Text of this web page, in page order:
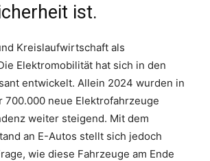
ist.
Kreislaufwirtschaft als
Elektromobilität hat sich in den
entwickelt. Allein 2024 wurden in
700.000 neue Elektrofahrzeuge
weiter steigend. Mit dem
an E-Autos stellt sich jedoch
wie diese Fahrzeuge am Ende